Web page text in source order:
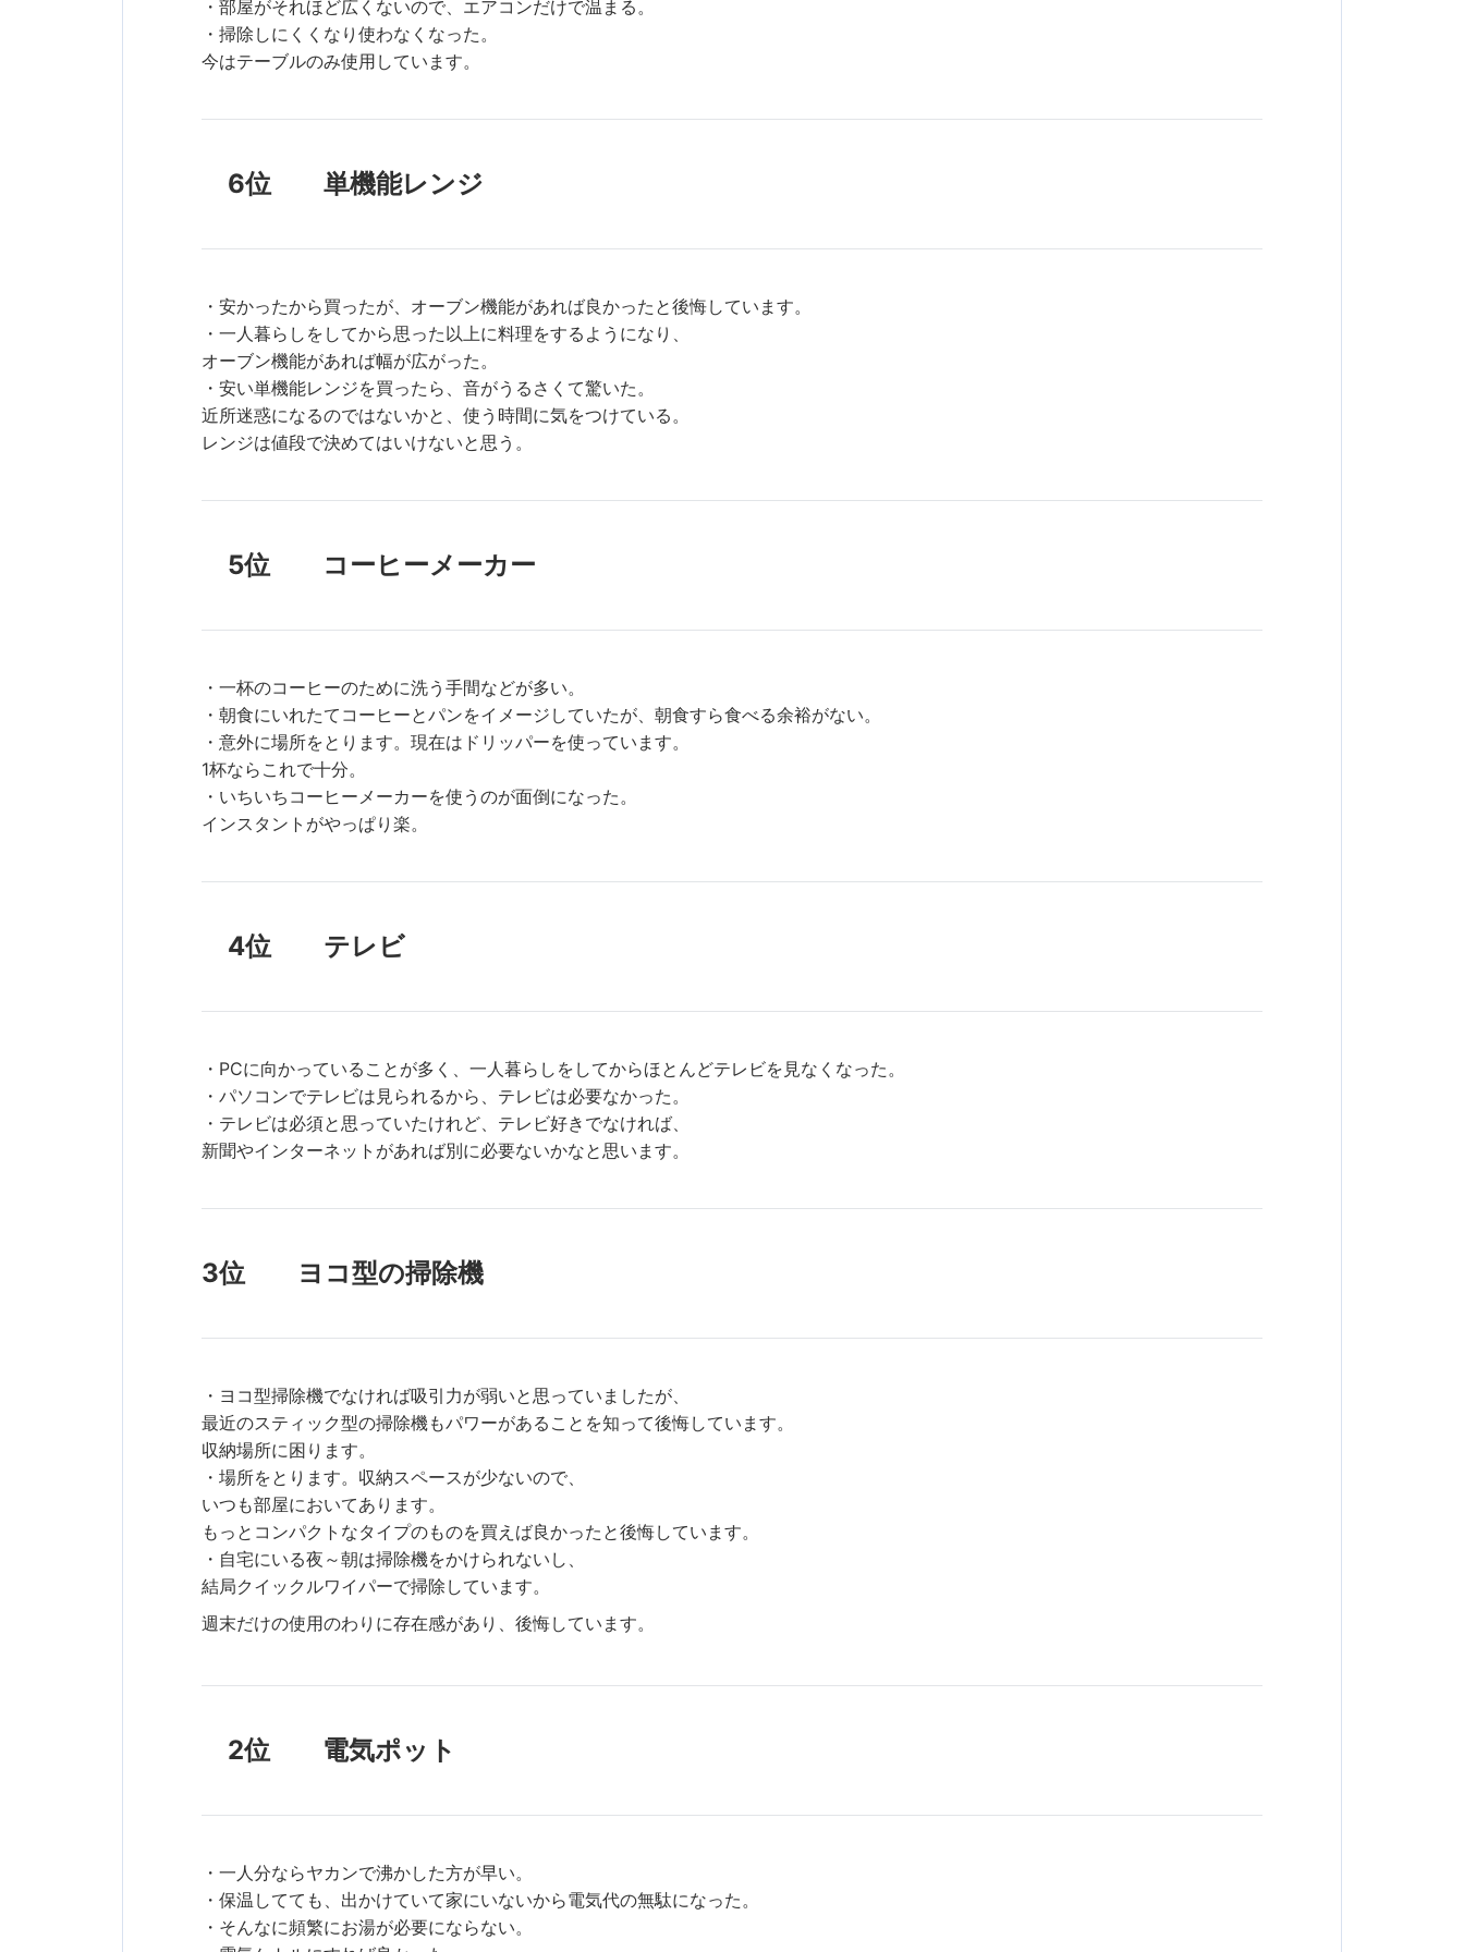
・部屋がそれほど広くないので、エアコンだけで温まる。
・掃除しにくくなり使わなくなった。
今はテーブルのみ使用しています。
6位 単機能レンジ
・安かったから買ったが、オーブン機能があれば良かったと後悔しています。
・一人暮らしをしてから思った以上に料理をするようになり、
オーブン機能があれば幅が広がった。
・安い単機能レンジを買ったら、音がうるさくて驚いた。
近所迷惑になるのではないかと、使う時間に気をつけている。
レンジは値段で決めてはいけないと思う。
5位 コーヒーメーカー
・一杯のコーヒーのために洗う手間などが多い。
・朝食にいれたてコーヒーとパンをイメージしていたが、朝食すら食べる余裕がない。
・意外に場所をとります。現在はドリッパーを使っています。
1杯ならこれで十分。
・いちいちコーヒーメーカーを使うのが面倒になった。
インスタントがやっぱり楽。
4位 テレビ
・PCに向かっていることが多く、一人暮らしをしてからほとんどテレビを見なくなった。
・パソコンでテレビは見られるから、テレビは必要なかった。
・テレビは必須と思っていたけれど、テレビ好きでなければ、
新聞やインターネットがあれば別に必要ないかなと思います。
3位 ヨコ型の掃除機
・ヨコ型掃除機でなければ吸引力が弱いと思っていましたが、
最近のスティック型の掃除機もパワーがあることを知って後悔しています。
収納場所に困ります。
・場所をとります。収納スペースが少ないので、
いつも部屋においてあります。
もっとコンパクトなタイプのものを買えば良かったと後悔しています。
・自宅にいる夜～朝は掃除機をかけられないし、
結局クイックルワイパーで掃除しています。
週末だけの使用のわりに存在感があり、後悔しています。
2位 電気ポット
・一人分ならヤカンで沸かした方が早い。
・保温してても、出かけていて家にいないから電気代の無駄になった。
・そんなに頻繁にお湯が必要にならない。